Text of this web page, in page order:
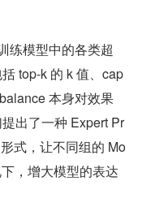
练模型中的各类超
top-k 的 k 值、cap
本身对效果
出了一种 Expert Pr
式，让不同组的 Mo
，增大模型的表达